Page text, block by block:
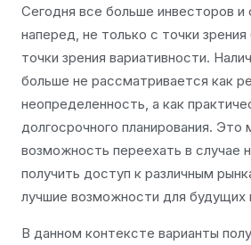
Сегодня все больше инвесторов
наперед, не только с точки зрения
точки зрения вариативности.
больше не рассматривается как
неопределенность, а как
долгосрочного планирования. Это
возможность переехать в случае
получить доступ к различным
лучшие возможности для будущих
В данном контексте варианты